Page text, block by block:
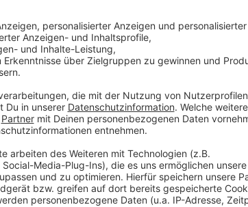
so ziemlich jedem Industriezweig sind Rollen aus
an der Kasse stehen, rollt das
jedes Paket oder Möbel, zum Beispiel in
hier transportiert. Im "Made in
Damiano Mele und Prokuristin Bärbel Schemmer
das Wir-Gefühl im Team,
wäre.
Infos über ROS Rollentechnik findet Ihr hier